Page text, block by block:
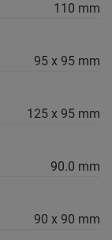
110 mm
95 x 95 mm
125 x 95 mm
90.0 mm
90 x 90 mm